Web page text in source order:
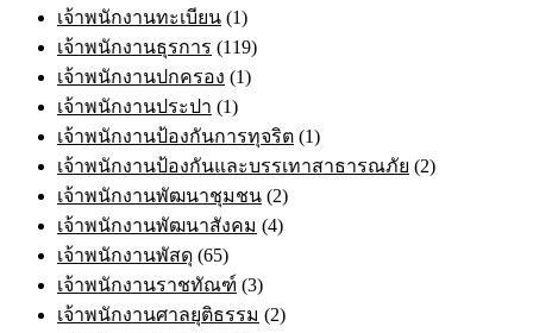
เจ้าพนักงานทะเบียน (1)
เจ้าพนักงานธุรการ (119)
เจ้าพนักงานปกครอง (1)
เจ้าพนักงานประปา (1)
เจ้าพนักงานป้องกันการทุจริต (1)
เจ้าพนักงานป้องกันและบรรเทาสาธารณภัย (2)
เจ้าพนักงานพัฒนาชุมชน (2)
เจ้าพนักงานพัฒนาสังคม (4)
เจ้าพนักงานพัสดุ (65)
เจ้าพนักงานราชทัณฑ์ (3)
เจ้าพนักงานศาลยุติธรรม (2)